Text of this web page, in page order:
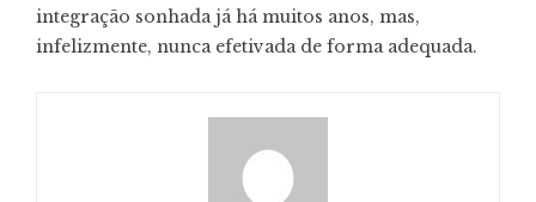
integração sonhada já há muitos anos, mas,
infelizmente, nunca efetivada de forma adequada.